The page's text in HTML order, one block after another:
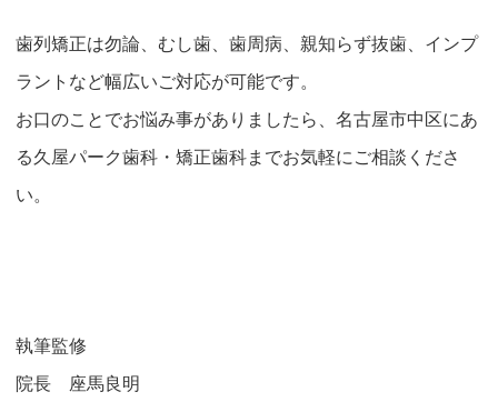
歯列矯正は勿論、むし歯、歯周病、親知らず抜歯、インプ
ラントなど幅広いご対応が可能です。
お口のことでお悩み事がありましたら、名古屋市中区にあ
る久屋パーク歯科・矯正歯科までお気軽にご相談くださ
い。
執筆監修
院長 座馬良明